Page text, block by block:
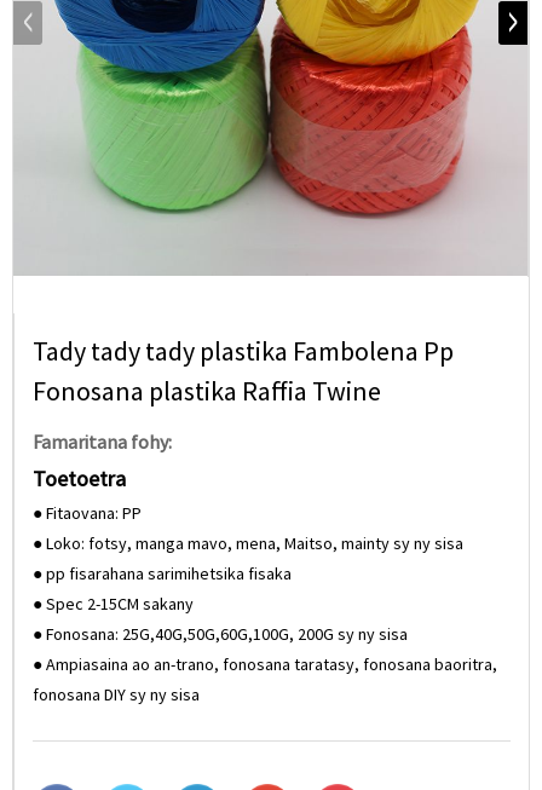
Tady tady tady plastika Fambolena Pp
Fonosana plastika Raffia Twine
Famaritana fohy:
Toetoetra
● Fitaovana: PP
● Loko: fotsy, manga mavo, mena, Maitso, mainty sy ny sisa
● pp fisarahana sarimihetsika fisaka
● Spec 2-15CM sakany
● Fonosana: 25G,40G,50G,60G,100G, 200G sy ny sisa
● Ampiasaina ao an-trano, fonosana taratasy, fonosana baoritra,
fonosana DIY sy ny sisa